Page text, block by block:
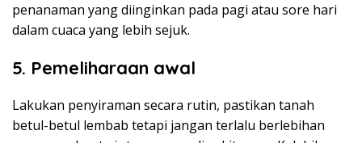
penanaman yang diinginkan pada pagi atau sore hari
dalam cuaca yang lebih sejuk.
5. Pemeliharaan awal
Lakukan penyiraman secara rutin, pastikan tanah
betul-betul lembab tetapi jangan terlalu berlebihan